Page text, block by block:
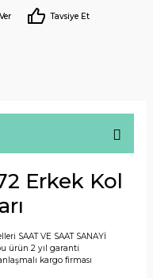
Tavsiye Et
Erkek Kol
SAAT VE SAAT SANAYİ
ürün 2 yıl garanti
kargo firması